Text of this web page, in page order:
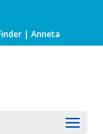
| Anneta